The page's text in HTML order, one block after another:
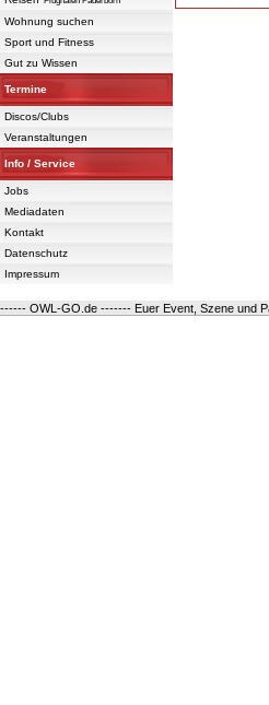
Wohnung suchen
Sport und Fitness
Gut zu Wissen
Termine
Discos/Clubs
Veranstaltungen
Info / Service
Jobs
Mediadaten
Kontakt
Datenschutz
Impressum
------ OWL-GO.de ------- Euer Event, Szene und